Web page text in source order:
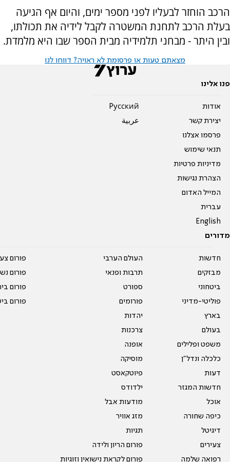
הרכב הוחזר לבעליו לפני מספר ימים, והיום אף הגיעה
בעלת הרכב לתחנת המשטרה לקבל לידיה את תכולתו,
ובין היתר - מבחני תלמידיה מבית הספר שבו היא מלמדת.
מצאתם טעות או פרסומת לא ראויה? דווחו לנו
פנו אלינו
אודות
יצירת קשר
פרסמו אצלנו
תנאי שימוש
מדיניות פרטיות
הצהרת נגישות
המייל האדום
עברית
English
Pусский
عربية
מדורים
חדשות
מבזקים
ביטחוני
פוליטי-מדיני
בארץ
בעולם
משפט ופלילים
כלכלה ונדל"ן
דעות
חדשות המגזר
אוכל
כיפה שחורה
דיגיטל
צעירים
רפואה שלמה
העולם הערבי
תרבות ופנאי
ספורט
פורומים
יהדות
צרכנות
אופנה
מוסיקה
פיוטקאסט
ילדודס
מודעות אבל
מזג אוויר
תגיות
פורום הריון ולידה
פורום לקראת נישואין וזוגיות
פורום
פורום
פורום
פורום